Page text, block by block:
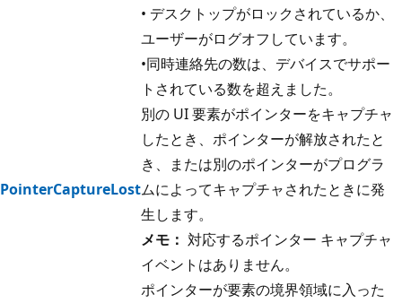
• デスクトップがロックされているか、
ユーザーがログオフしています。
•同時連絡先の数は、デバイスでサポー
トされている数を超えました。
PointerCaptureLost
別の UI 要素がポインターをキャプチャ
したとき、ポインターが解放されたと
き、または別のポインターがプログラ
ムによってキャプチャされたときに発
生します。
メモ： 対応するポインター キャプチャ
イベントはありません。
ポインターが要素の境界領域に入った